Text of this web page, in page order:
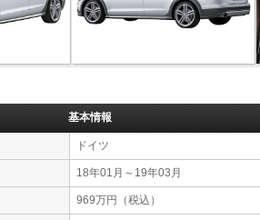
基本情報
ドイツ
18年01月～19年03月
969万円（税込）